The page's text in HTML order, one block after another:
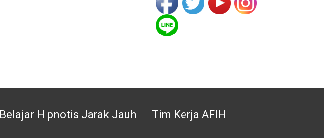
Belajar Hipnotis Jarak Jauh Tim Kerja AFIH